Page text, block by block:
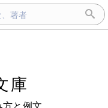
庫
方と例文